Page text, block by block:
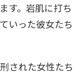
す。岩肌に打ち
いった彼女たち
された女性たち